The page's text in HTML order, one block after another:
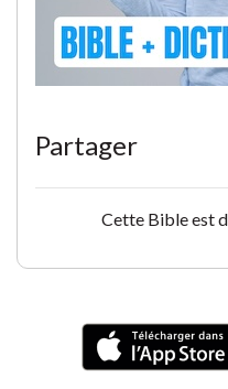
Partager
Cette Bible est